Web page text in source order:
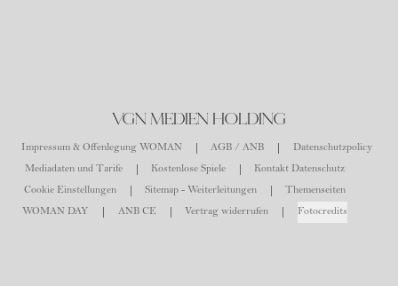
VGN MEDIEN HOLDING
Impressum & Offenlegung WOMAN AGB / ANB
Datenschutzpolicy
Mediadaten und Tarife
Kostenlose Spiele
Kontakt Datenschutz
Cookie Einstellungen
Sitemap - Weiterleitungen
Themenseiten
WOMAN DAY
ANB CE Vertrag widerrufen Fotocredits